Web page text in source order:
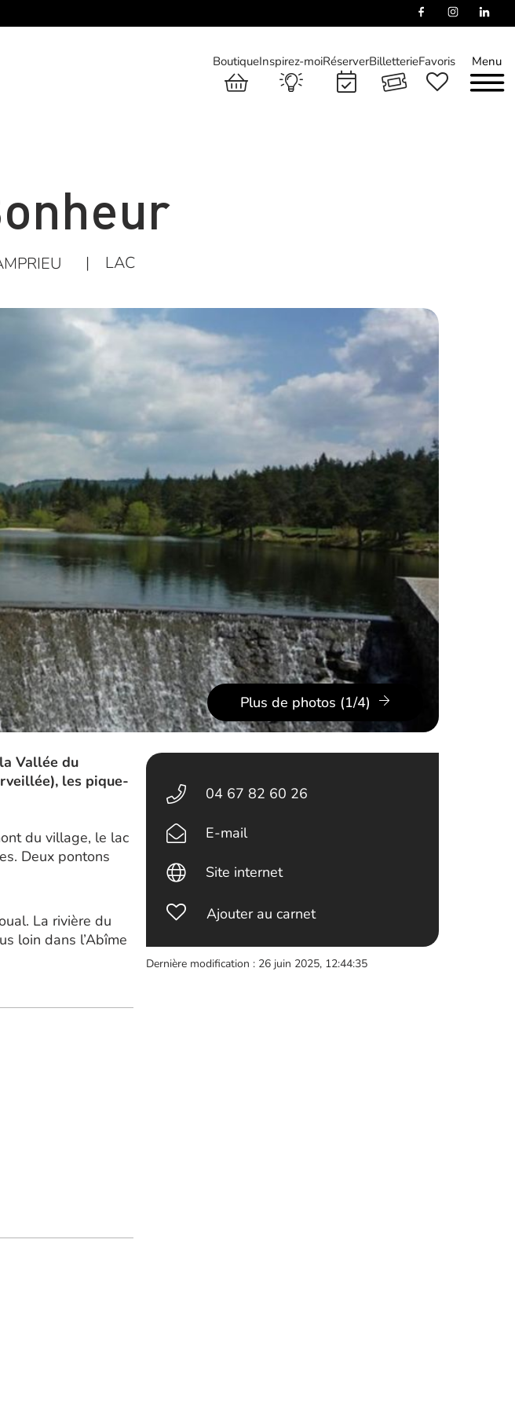
Menu
BoutiqueInspirez-moiRéserverBilletterieFavoris
| LAC
Plus de photos (1/4)
Vallée du
les pique-
du village, le lac
Deux pontons
La rivière du
loin dans l’Abîme
04 67 82 60 26
E-mail
Site internet
Ajouter au carnet
Dernière modification : 26 juin 2025, 12:44:35